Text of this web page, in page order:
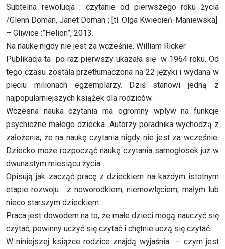
Subtelna rewolucja : czytanie od pierwszego roku życia
/Glenn Doman, Janet Doman ; [tł. Olga Kwiecień-Maniewska].
– Gliwice :”Helion”, 2013.
Na naukę nigdy nie jest za wcześnie. William Ricker
Publikacja ta po raz pierwszy ukazała się w 1964 roku. Od
tego czasu została przetłumaczona na 22 języki i wydana w
pięciu milionach egzemplarzy. Dziś stanowi jedną z
najpopularniejszych książek dla rodziców.
Wczesna nauka czytania ma ogromny wpływ na funkcje
psychiczne małego dziecka. Autorzy poradnika wychodzą z
założenia, że na naukę czytania nigdy nie jest za wcześnie.
Dziecko może rozpocząć naukę czytania samogłosek już w
dwunastym miesiącu życia.
Opisują jak zacząć pracę z dzieckiem na każdym istotnym
etapie rozwoju : z noworodkiem, niemowlęciem, małym lub
nieco starszym dzieckiem.
Praca jest dowodem na to, że małe dzieci mogą nauczyć się
czytać, powinny uczyć się czytać i chętnie uczą się czytać.
W niniejszej książce rodzice znajdą wyjaśnia – czym jest